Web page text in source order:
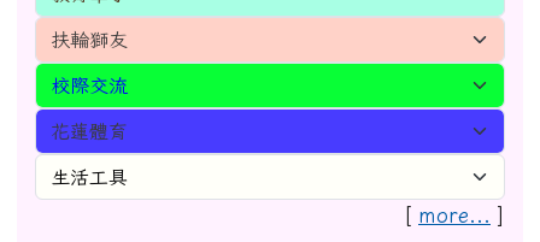
[ more... ]